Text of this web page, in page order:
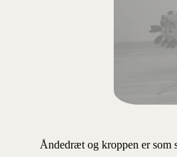
Åndedræt og kroppen er som